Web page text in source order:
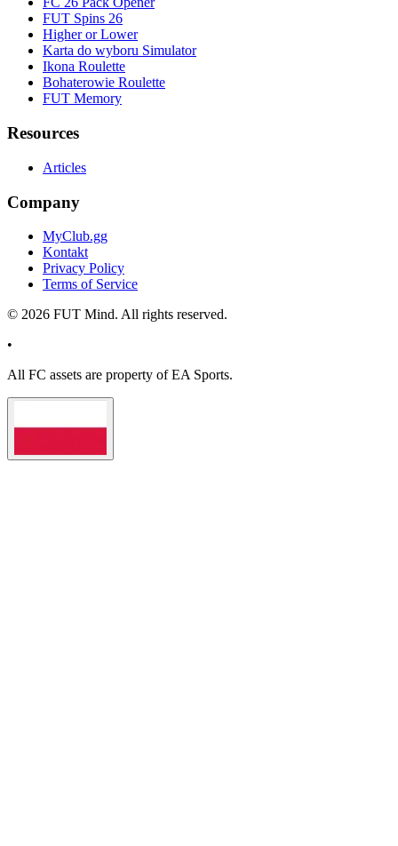
FUT Spins 26
Higher or Lower
Karta do wyboru Simulator
Ikona Roulette
Bohaterowie Roulette
FUT Memory
Resources
Articles
Company
MyClub.gg
Kontakt
Privacy Policy
Terms of Service
© 2026 FUT Mind. All rights reserved.
•
All FC assets are property of EA Sports.